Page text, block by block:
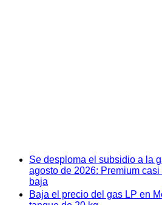
Se desploma el subsidio a la
agosto de 2026: Premium
baja
Baja el precio del gas LP en